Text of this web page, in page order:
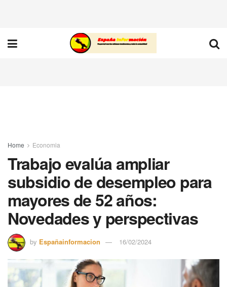
Home Economia
Trabajo evalúa ampliar
subsidio de desempleo para
mayores de 52 años:
Novedades y perspectivas
by Españainformacion 16/02/2024